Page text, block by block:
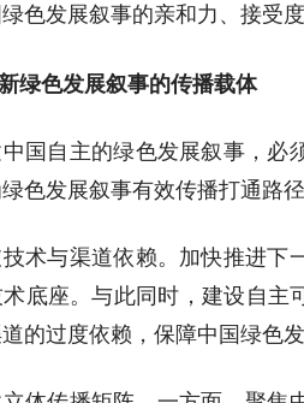
色发展叙事的亲和力、接受度
绿色发展叙事的传播载体
国自主的绿色发展叙事，必
色发展叙事有效传播打通路径
术与渠道依赖。加快推进下
底座。与此同时，建设自主
的过度依赖，保障中国绿色